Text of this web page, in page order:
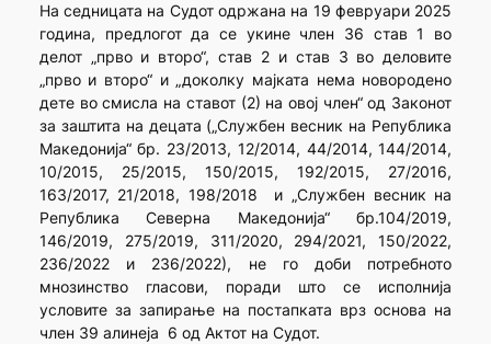
На седницата на Судот одржана на 19 февруари 2025
година, предлогот да се укине член 36 став 1 во
делот „прво и второ“, став 2 и став 3 во деловите
„прво и второ“ и „доколку мајката нема новородено
дете во смисла на ставот (2) на овој член“ од Законот
за заштита на децата („Службен весник на Република
Македонија“ бр. 23/2013, 12/2014, 44/2014, 144/2014,
10/2015, 25/2015, 150/2015, 192/2015, 27/2016,
163/2017, 21/2018, 198/2018 и „Службен весник на
Република Северна Македонија“ бр.104/2019,
146/2019, 275/2019, 311/2020, 294/2021, 150/2022,
236/2022 и 236/2022), не го доби потребното
мнозинство гласови, поради што се исполнија
условите за запирање на постапката врз основа на
член 39 алинеја 6 од Актот на Судот.